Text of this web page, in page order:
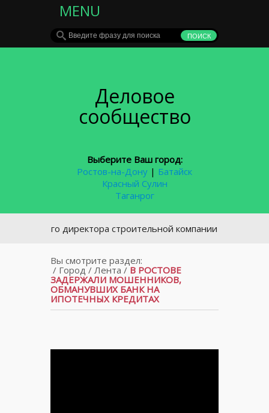
MENU
Деловое
сообщество
Выберите Ваш город:
Ростов-на-Дону | Батайск
Красный Сулин
Таганрог
директора строительной компании в Ростове будут
Вы смотрите раздел:
/ Город/ Лента / В РОСТОВЕ
ЗАДЕРЖАЛИ МОШЕННИКОВ,
ОБМАНУВШИХ БАНК НА
ИПОТЕЧНЫХ КРЕДИТАХ